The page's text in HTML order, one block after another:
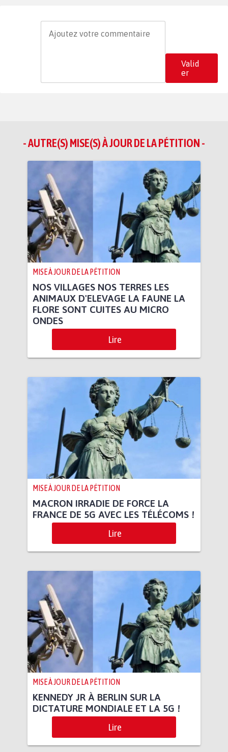
Valid
er
- AUTRE(S) MISE(S) À JOUR DE LA PÉTITION -
MISE À JOUR DE LA PÉTITION
NOS VILLAGES NOS TERRES LES
ANIMAUX D'ELEVAGE LA FAUNE LA
FLORE SONT CUITES AU MICRO
ONDES
Lire
MISE À JOUR DE LA PÉTITION
MACRON IRRADIE DE FORCE LA
FRANCE DE 5G AVEC LES TÉLÉCOMS !
Lire
MISE À JOUR DE LA PÉTITION
KENNEDY JR À BERLIN SUR LA
DICTATURE MONDIALE ET LA 5G !
Lire